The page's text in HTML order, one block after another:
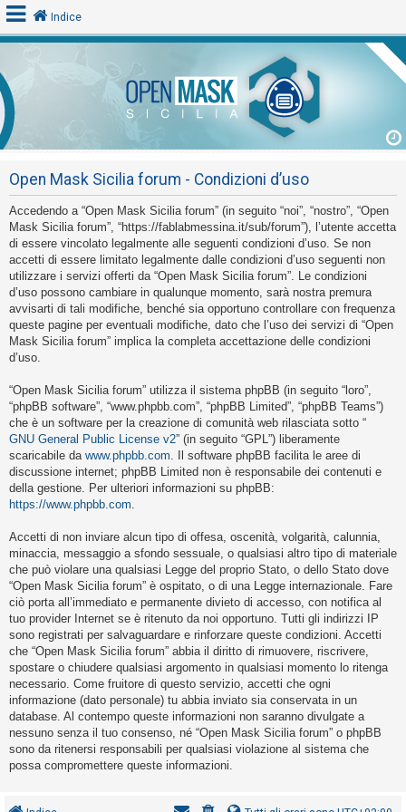
o
g
n
A
r
g
o
m
e
t
i
s
e
n
z
r
i
s
p
o
s
t
a
A
g
Indice
Open Mask Sicilia forum - Condizioni d’uso
Accedendo a “Open Mask Sicilia forum” (in seguito “noi”, “nostro”, “Open
Mask Sicilia forum”, “https://fablabmessina.it/sub/forum”), l’utente accetta
di essere vincolato legalmente alle seguenti condizioni d’uso. Se non
accetti di essere limitato legalmente dalle condizioni d’uso seguenti non
utilizzare i servizi offerti da “Open Mask Sicilia forum”. Le condizioni
d’uso possono cambiare in qualunque momento, sarà nostra premura
avvisarti di tali modifiche, benché sia opportuno controllare con frequenza
queste pagine per eventuali modifiche, dato che l’uso dei servizi di “Open
Mask Sicilia forum” implica la completa accettazione delle condizioni
d’uso.
“Open Mask Sicilia forum” utilizza il sistema phpBB (in seguito “loro”,
“phpBB software”, “www.phpbb.com”, “phpBB Limited”, “phpBB Teams”)
che è un software per la creazione di comunità web rilasciata sotto “
GNU General Public License v2” (in seguito “GPL”) liberamente
scaricabile da www.phpbb.com. Il software phpBB facilita le aree di
discussione internet; phpBB Limited non è responsabile dei contenuti e
della gestione. Per ulteriori informazioni su phpBB:
https://www.phpbb.com.
Accetti di non inviare alcun tipo di offesa, oscenità, volgarità, calunnia,
minaccia, messaggio a sfondo sessuale, o qualsiasi altro tipo di materiale
che può violare una qualsiasi Legge del proprio Stato, o dello Stato dove
“Open Mask Sicilia forum” è ospitato, o di una Legge internazionale. Fare
ciò porta all’immediato e permanente divieto di accesso, con notifica al
tuo provider Internet se è ritenuto da noi opportuno. Tutti gli indirizzi IP
sono registrati per salvaguardare e rinforzare queste condizioni. Accetti
che “Open Mask Sicilia forum” abbia il diritto di rimuovere, riscrivere,
spostare o chiudere qualsiasi argomento in qualsiasi momento lo ritenga
necessario. Come fruitore di questo servizio, accetti che ogni
informazione (dato personale) tu abbia inviato sia conservata in un
database. Al contempo queste informazioni non saranno divulgate a
nessuno senza il tuo consenso, né “Open Mask Sicilia forum” o phpBB
sono da ritenersi responsabili per qualsiasi violazione al sistema che
possa compromettere queste informazioni.